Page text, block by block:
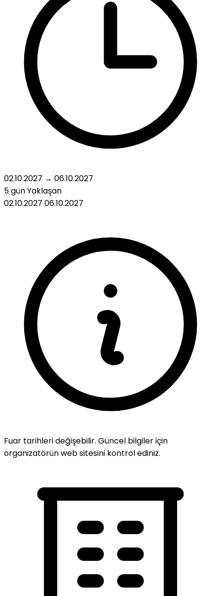
02.10.2027 → 06.10.2027
5 günYaklaşan
02.10.2027 06.10.2027
Fuar tarihleri değişebilir. Güncel bilgiler için
organizatörün web sitesini kontrol ediniz.